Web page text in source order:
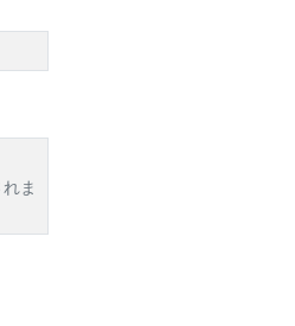
ま